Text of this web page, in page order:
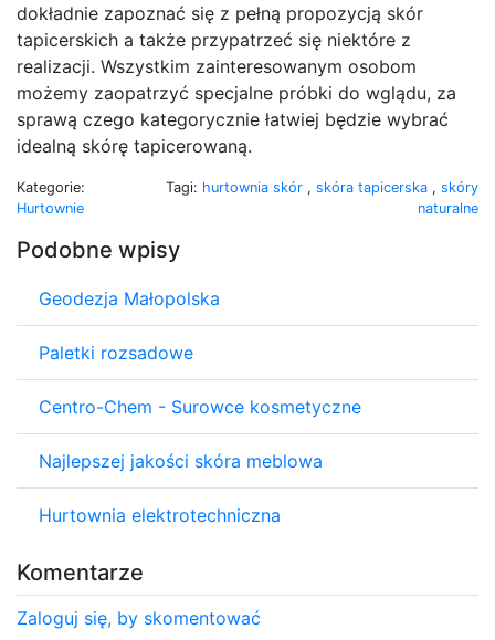
dokładnie zapoznać się z pełną propozycją skór
tapicerskich a także przypatrzeć się niektóre z
realizacji. Wszystkim zainteresowanym osobom
możemy zaopatrzyć specjalne próbki do wglądu, za
sprawą czego kategorycznie łatwiej będzie wybrać
idealną skórę tapicerowaną.
Kategorie:
Hurtownie
Tagi: hurtownia skór , skóra tapicerska , skóry
naturalne
Podobne wpisy
Geodezja Małopolska
Paletki rozsadowe
Centro-Chem - Surowce kosmetyczne
Najlepszej jakości skóra meblowa
Hurtownia elektrotechniczna
Komentarze
Zaloguj się, by skomentować